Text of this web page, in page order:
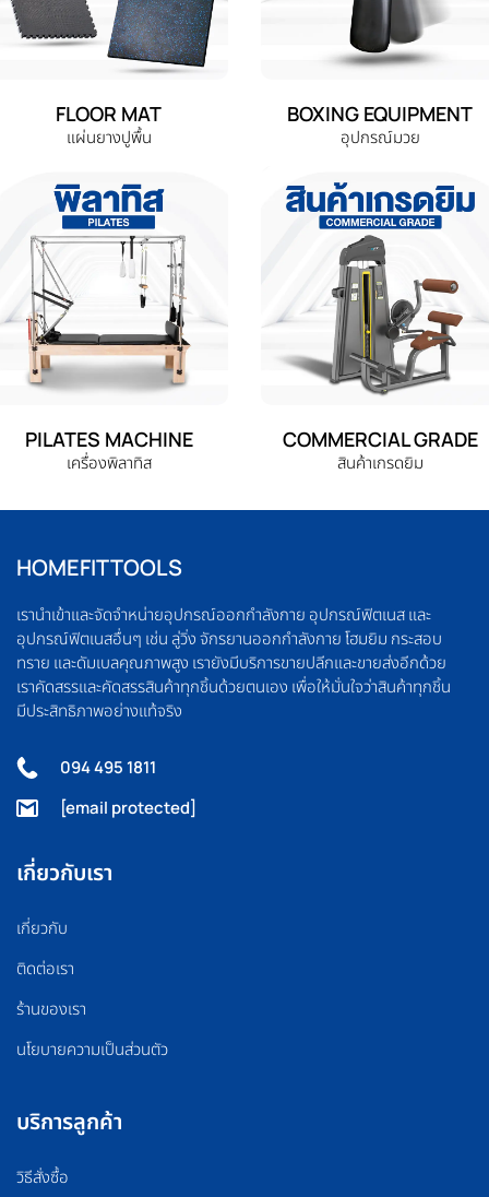
FLOOR MAT
แผ่นยางปูพื้น
BOXING EQUIPMENT
อุปกรณ์มวย
PILATES MACHINE
เครื่องพิลาทิส
COMMERCIAL GRADE
สินค้าเกรดยิม
HOMEFITTOOLS
เรานำเข้าและจัดจำหน่ายอุปกรณ์ออกกำลังกาย อุปกรณ์ฟิตเนส และ
อุปกรณ์ฟิตเนสอื่นๆ เช่น ลู่วิ่ง จักรยานออกกำลังกาย โฮมยิม กระสอบ
ทราย และดัมเบลคุณภาพสูง เรายังมีบริการขายปลีกและขายส่งอีกด้วย
เราคัดสรรและคัดสรรสินค้าทุกชิ้นด้วยตนเอง เพื่อให้มั่นใจว่าสินค้าทุกชิ้น
มีประสิทธิภาพอย่างแท้จริง
094 495 1811
[email protected]
เกี่ยวกับเรา
เกี่ยวกับ
ติดต่อเรา
ร้านของเรา
นโยบายความเป็นส่วนตัว
บริการลูกค้า
วิธีสั่งซื้อ